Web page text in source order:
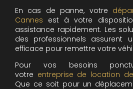
En cas de panne, votre
Cannes est à votre
assistance rapidement. Les
des professionnels assurent
efficace pour remettre votre
Pour vos besoins
votre entreprise de location
Que ce soit pour un